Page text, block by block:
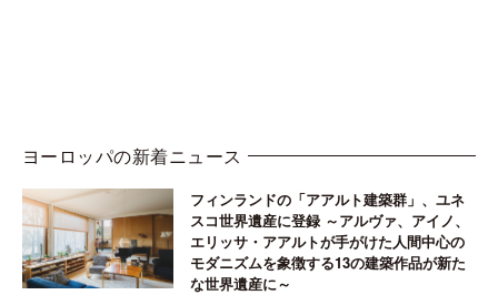
ヨーロッパの新着ニュース
フィンランドの「アアルト建築群」、ユネ
スコ世界遺産に登録 ～アルヴァ、アイノ、
エリッサ・アアルトが手がけた人間中心の
モダニズムを象徴する13の建築作品が新た
な世界遺産に～